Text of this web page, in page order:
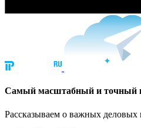
Cамый масштабный и точный
Рассказываем о важных